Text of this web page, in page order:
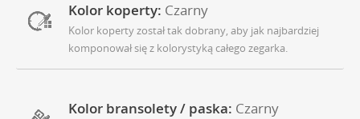
Kolor koperty: Czarny
Kolor koperty został tak dobrany, aby jak najbardziej
komponował się z kolorystyką całego zegarka.
Kolor bransolety / paska: Czarny